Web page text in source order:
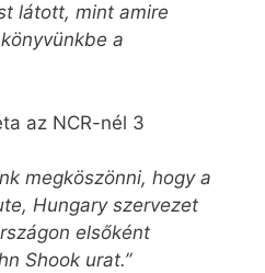
látott, mint amire
a
megköszönni, hogy a
Hungary szervezet
elsőként
Shook urat.”